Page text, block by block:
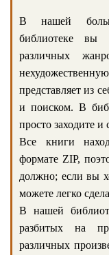
В нашей
библиотеке вы
различных
представляет из
и поиском. В
просто заходите и
Все книги
формате ZIP,
должно; если вы
можете легко
В нашей
разбитых на
различных